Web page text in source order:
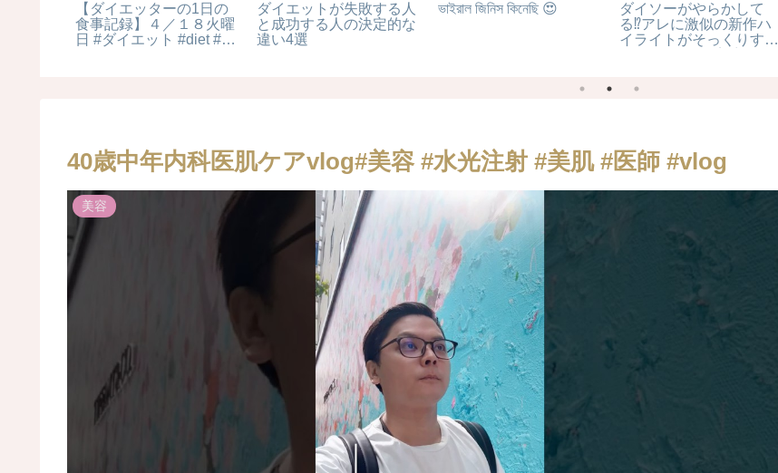
【ダイエッターの1日の
食事記録】４／１８火曜
日 #ダイエット #diet #減
ダイエットが失敗する人
と成功する人の決定的な
違い4選
ভাইরাল জিনিস কিনেছি 😍
ダイソーがやらかして
る⁉︎アレに激似の新作ハ
イライトがそっくりすぎ
40歳中年内科医肌ケアvlog#美容 #水光注射 #美肌 #医師 #vlog
美容